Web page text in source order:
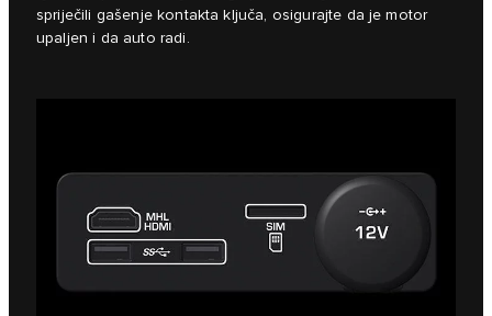
spriječili gašenje kontakta ključa, osigurajte da je motor
upaljen i da auto radi.